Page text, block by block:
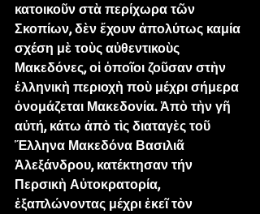
κατοικοῦν στὰ περίχωρα τῶν
Σκοπίων, δὲν ἔχουν ἀπολύτως καμία
σχέση μὲ τοὺς αὐθεντικοὺς
Μακεδόνες, οἱ ὁποῖοι ζοῦσαν στὴν
ἑλληνικὴ περιοχὴ ποὺ μέχρι σήμερα
ὀνομάζεται Μακεδονία. Ἀπὸ τὴν γῆ
αὐτή, κάτω ἀπὸ τὶς διαταγὲς τοῦ
Ἕλληνα Μακεδόνα Βασιλιᾶ
Ἀλεξάνδρου, κατέκτησαν τήν
Περσικὴ Αὐτοκρατορία,
ἐξαπλώνοντας μέχρι ἐκεῖ τὸν